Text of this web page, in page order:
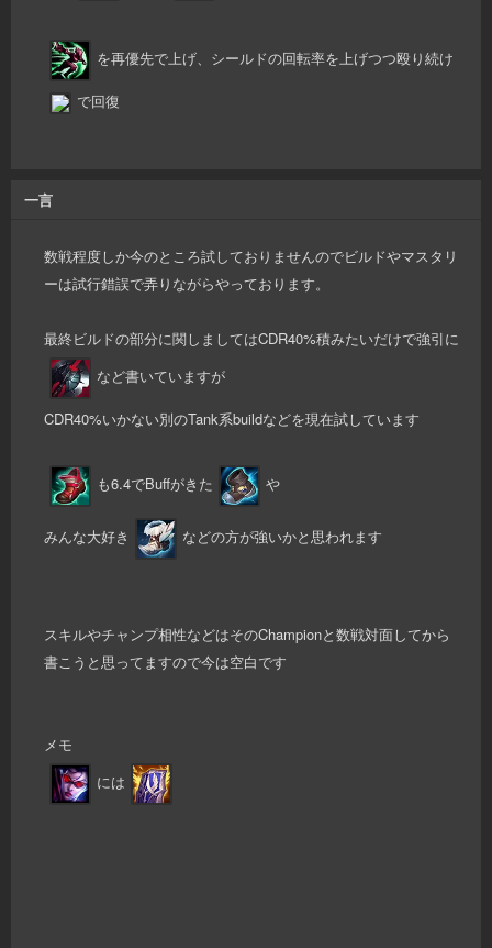
を再優先で上げ、シールドの回転率を上げつつ殴り続け
で回復
一言
数戦程度しか今のところ試しておりませんのでビルドやマスタリ
ーは試行錯誤で弄りながらやっております。
最終ビルドの部分に関しましてはCDR40%積みたいだけで強引に
など書いていますが
CDR40%いかない別のTank系buildなどを現在試しています
も6.4でBuffがきた や
みんな大好き などの方が強いかと思われます
スキルやチャンプ相性などはそのChampionと数戦対面してから
書こうと思ってますので今は空白です
メモ
には